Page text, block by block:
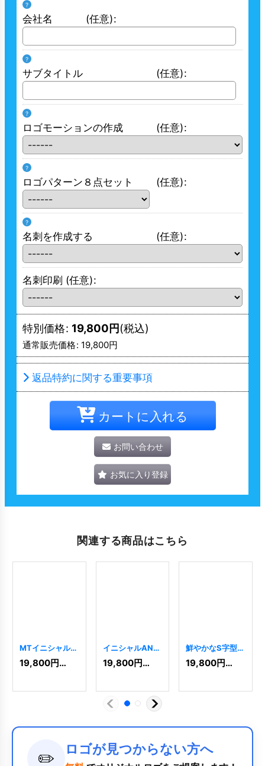
?
会社名 (任意):
?
サブタイトル (任意):
?
ロゴモーションの作成 (任意):
?
ロゴパターン８点セット (任意):
?
名刺を作成する (任意):
名刺印刷 (任意):
特別価格: 19,800円(税込)
通常販売価格: 19,800円
返品特約に関する重要事項
カートに入れる
お問い合わせ
お気に入り登録
関連する商品はこちら
MTイニシャルロ
ゴ
5924]
19,800円(税込)
イニシャルANロ
ゴ[ 6240]
19,800円(税込)
鮮やかなS字型ロ
ゴ
8968]
19,800円(税込)
✏️ ロゴが見つからない方へ